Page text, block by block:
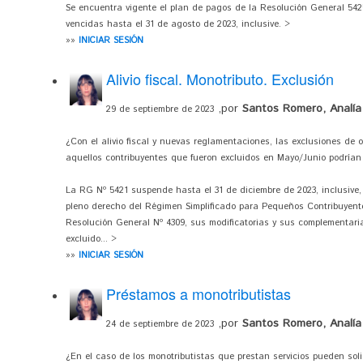
Se encuentra vigente el plan de pagos de la Resolución General
vencidas hasta el 31 de agosto de 2023, inclusive. >
»» INICIAR SESIÓN
Alivio fiscal. Monotributo. Exclusión
29 de septiembre de 2023 ,por Santos Romero, Analía
¿Con el alivio fiscal y nuevas reglamentaciones, las exclusiones de
aquellos contribuyentes que fueron excluidos en Mayo/Junio
La RG Nº 5421 suspende hasta el 31 de diciembre de 2023,
pleno derecho del Régimen Simplificado para Pequeños
Resolución General Nº 4309, sus modificatorias y sus
excluido... >
»» INICIAR SESIÓN
Préstamos a monotributistas
24 de septiembre de 2023 ,por Santos Romero, Analía
¿En el caso de los monotributistas que prestan servicios pueden